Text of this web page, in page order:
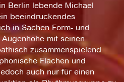
Berlin lebende Michael
beeindruckendes
in Sachen Form- und
mit seinen
zusammenspielend
Flächen und
auch nur für einen